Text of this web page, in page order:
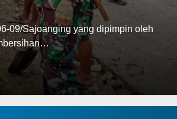
Daerah (Bapenda) Kota Makassar